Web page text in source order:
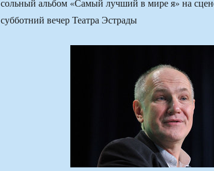
сольный альбом «Самый лучший в мире я» на
субботний вечер Театра Эстрады